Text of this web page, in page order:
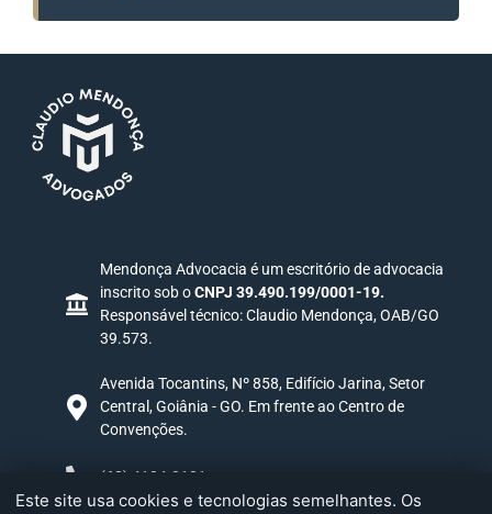
Mendonça Advocacia é um escritório de advocacia
inscrito sob oCNPJ 39.490.199/0001-19.
Responsável técnico: Claudio Mendonça, OAB/GO
39.573.
Avenida Tocantins, Nº 858, Edifício Jarina, Setor
Central, Goiânia - GO. Em frente ao Centro de
Convenções.
(62) 4104-0181
Este site usa cookies e tecnologias semelhantes. Os